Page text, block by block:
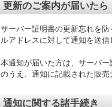
更新のご案内が届いたら
サーバー証明書の更新忘れを
ルアドレスに対して通知を送信
本通知が届いた方は、サーバ
のうえ、通知に記載された販
通知に関する諸手続き